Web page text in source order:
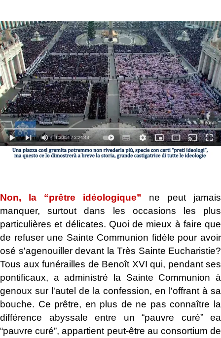
Non, la “prêtre idéologique”
ne peut jamais
manquer, surtout dans les occasions les plus
particulières et délicates. Quoi de mieux à faire que
de refuser une Sainte Communion fidèle pour avoir
osé s'agenouiller devant la Très Sainte Eucharistie?
Tous aux funérailles de Benoît XVI qui, pendant ses
pontificaux, a administré la Sainte Communion à
genoux sur l'autel de la confession, en l'offrant à sa
bouche. Ce prêtre, en plus de ne pas connaître la
différence abyssale entre un “pauvre curé” ea
“pauvre curé”, appartient peut-être au consortium de